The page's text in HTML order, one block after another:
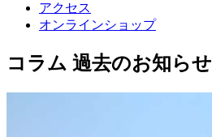
アクセス
オンラインショップ
コラム 過去のお知らせ